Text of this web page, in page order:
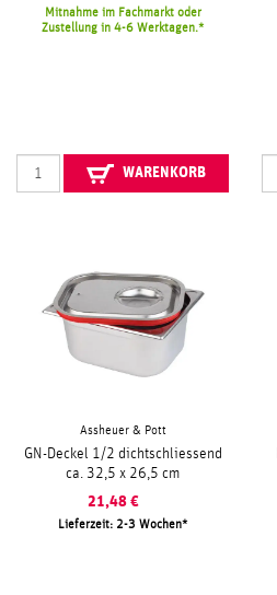
Mitnahme im Fachmarkt oder
Zustellung in 4-6 Werktagen.
WARENKORB
Assheuer & Pott
GN-Deckel 1/2 dichtschliessend
ca. 32,5 x 26,5 cm
21,48 €
Lieferzeit: 2-3 Wochen